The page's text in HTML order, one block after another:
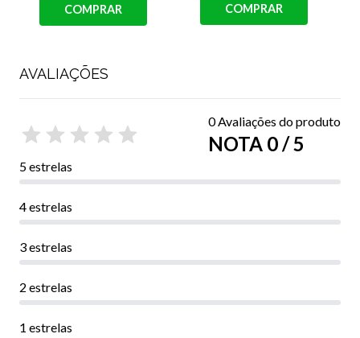
COMPRAR
AVALIAÇÕES
0 Avaliações do produto
NOTA 0 / 5
5 estrelas
4 estrelas
3 estrelas
2 estrelas
1 estrelas